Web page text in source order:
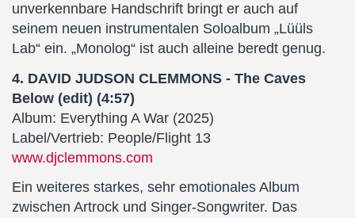
unverkennbare Handschrift bringt er auch auf
seinem neuen instrumentalen Soloalbum „Lüüls
Lab“ ein. „Monolog“ ist auch alleine beredt genug.
4. DAVID JUDSON CLEMMONS - The Caves
Below (edit) (4:57)
Album: Everything A War (2025)
Label/Vertrieb: People/Flight 13
www.djclemmons.com
Ein weiteres starkes, sehr emotionales Album
zwischen Artrock und Singer-Songwriter. Das